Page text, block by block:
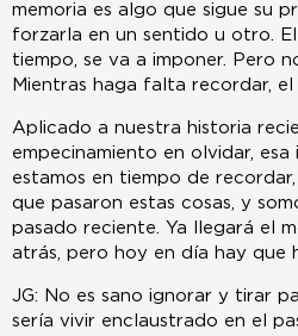
memoria es algo que sigue su
forzarla en un sentido u otro.
tiempo, se va a imponer. Pero
Mientras haga falta recordar,
Aplicado a nuestra historia
empecinamiento en olvidar, esa
estamos en tiempo de
que pasaron estas cosas, y
pasado reciente. Ya llegará el
atrás, pero hoy en día hay que
JG: No es sano ignorar y tirar
sería vivir enclaustrado en el